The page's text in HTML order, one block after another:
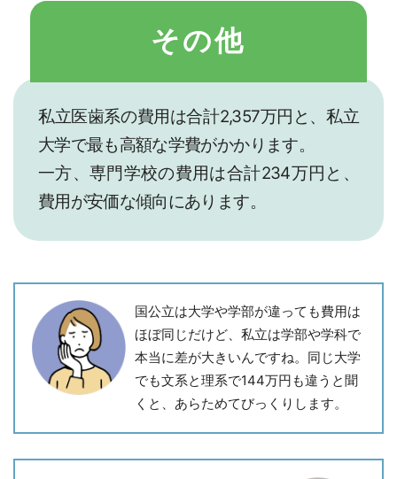
その他
私立医歯系の費用は合計2,357万円と、私立
大学で最も高額な学費がかかります。
一方、専門学校の費用は合計234万円と、
費用が安価な傾向にあります。
国公立は大学や学部が違っても費用は
ほぼ同じだけど、私立は学部や学科で
本当に差が大きいんですね。同じ大学
でも文系と理系で144万円も違うと聞
くと、あらためてびっくりします。